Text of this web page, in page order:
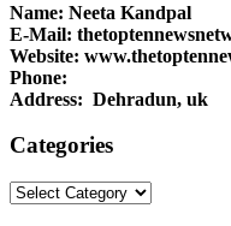
Name: Neeta Kandpal
E-Mail:
Website:
Phone:
Address: Dehradun, uk
Categories
Categories